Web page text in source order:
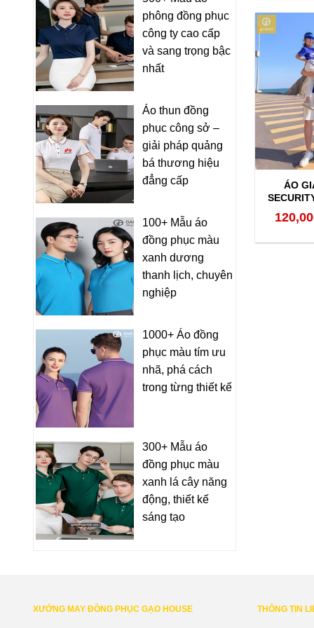
phông đồng phục
công ty cao cấp
và sang trọng bậc
nhất
Áo thun đồng
phục công sở –
giải pháp quảng
bá thương hiệu
đẳng cấp
100+ Mẫu áo
đồng phục màu
xanh dương
thanh lịch, chuyên
nghiệp
1000+ Áo đồng
phục màu tím ưu
nhã, phá cách
trong từng thiết kế
300+ Mẫu áo
đồng phục màu
xanh lá cây năng
động, thiết kế
sáng tạo
ÁO
XƯỞNG MAY ĐỒNG PHỤC GẠO HOUSE THÔNG TIN